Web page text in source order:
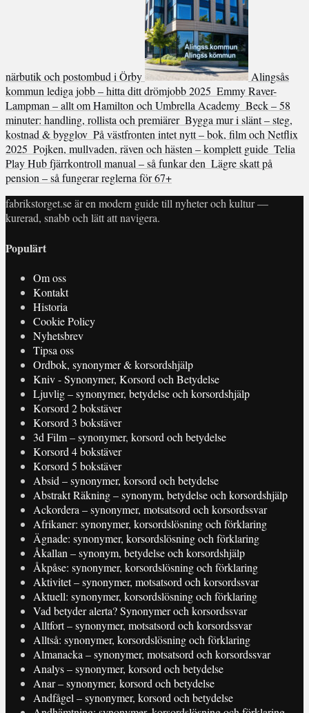
närbutik och postombud i Örby
Alingsås
kommun lediga jobb – hitta ditt drömjobb 2025 Emmy Raver-
Lampman – allt om Hamilton och Umbrella Academy Beck – 58
minuter: handling, rollista och premiärer Bygga mur i slänt – steg,
kostnad & bygglov På västfronten intet nytt – bok, film och Netflix
2025 Pojken, mullvaden, räven och hästen – komplett guide Telia
Play Hub fjärrkontroll manual – så funkar den Lägre skatt på
pension – så fungerar reglerna för 67+
fabrikstorget.se är en modern guide till nyheter och kultur —
kurerad, snabb och lätt att navigera.
Populärt
Om oss
Kontakt
Historia
Cookie Policy
Nyhetsbrev
Tipsa oss
Ordbok, synonymer & korsordshjälp
Kniv - Synonymer, Korsord och Betydelse
Ljuvlig – synonymer, betydelse och korsordshjälp
Korsord 2 bokstäver
Korsord 3 bokstäver
3d Film – synonymer, korsord och betydelse
Korsord 4 bokstäver
Korsord 5 bokstäver
Absid – synonymer, korsord och betydelse
Abstrakt Räkning – synonym, betydelse och korsordshjälp
Ackordera – synonymer, motsatsord och korsordssvar
Afrikaner: synonymer, korsordslösning och förklaring
Ägnade: synonymer, korsordslösning och förklaring
Åkallan – synonym, betydelse och korsordshjälp
Åkpåse: synonymer, korsordslösning och förklaring
Aktivitet – synonymer, motsatsord och korsordssvar
Aktuell: synonymer, korsordslösning och förklaring
Vad betyder alerta? Synonymer och korsordssvar
Alltfort – synonymer, motsatsord och korsordssvar
Alltså: synonymer, korsordslösning och förklaring
Almanacka – synonymer, motsatsord och korsordssvar
Analys – synonymer, korsord och betydelse
Anar – synonymer, korsord och betydelse
Andfågel – synonymer, korsord och betydelse